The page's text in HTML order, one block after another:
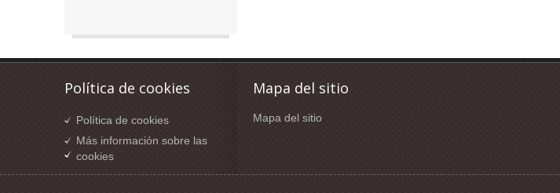
Política de cookies
Política de cookies
Más información sobre las
cookies
Mapa del sitio
Mapa del sitio